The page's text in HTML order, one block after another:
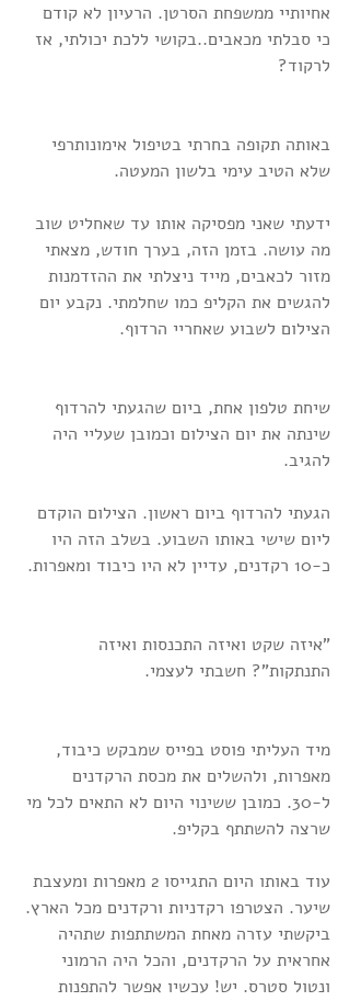
אחיותיי ממשפחת הסרטן. הרעיון לא קודם
כי סבלתי מכאבים..בקושי ללכת יכולתי, אז
לרקוד?
באותה תקופה בחרתי בטיפול אימונותרפי
שלא הטיב עימי בלשון המעטה.
ידעתי שאני מפסיקה אותו עד שאחליט שוב
מה עושה. בזמן הזה, בערך חודש, מצאתי
מזור לכאבים, מייד ניצלתי את ההזדמנות
להגשים את הקליפ כמו שחלמתי. נקבע יום
הצילום לשבוע שאחריי הרדוף.
שיחת טלפון אחת, ביום שהגעתי להרדוף
שינתה את יום הצילום וכמובן שעליי היה
להגיב.
הגעתי להרדוף ביום ראשון. הצילום הוקדם
ליום שישי באותו השבוע. בשלב הזה היו
כ-10 רקדנים, עדיין לא היו כיבוד ומאפרות.
"איזה שקט ואיזה התכנסות ואיזה
התנתקות"? חשבתי לעצמי.
מיד העליתי פוסט בפייס שמבקש כיבוד,
מאפרות, ולהשלים את מכסת הרקדנים
ל-30. כמובן ששינוי היום לא התאים לכל מי
שרצה להשתתף בקליפ.
עוד באותו היום התגייסו 2 מאפרות ומעצבת
שיער. הצטרפו רקדניות ורקדנים מכל הארץ.
ביקשתי עזרה מאחת המשתתפות שתהיה
אחראית על הרקדנים, והכל היה הרמוני
ונטול סטרס. יש! עכשיו אפשר להתפנות